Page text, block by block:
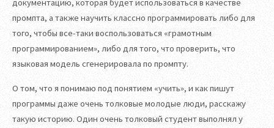
документацию, которая будет использоваться в качестве
промпта, а также научить классно программировать либо для
того, чтобы все-таки воспользоваться «грамотным
программированием», либо для того, что проверить, что
языковая модель сгенерировала по промпту.
О том, что я понимаю под понятием «учить», и как пишут
программы даже очень толковые молодые люди, расскажу
такую историю. Один очень толковый студент выполнял у